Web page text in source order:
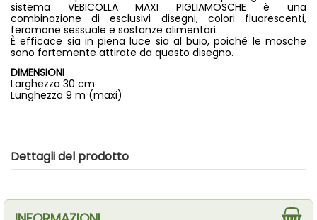
sistema VEBICOLLA MAXI PIGLIAMOSCHE è una
combinazione di esclusivi disegni, colori fluorescenti,
feromone sessuale e sostanze alimentari.
È efficace sia in piena luce sia al buio, poiché le mosche
sono fortemente attirate da questo disegno.
DIMENSIONI
Larghezza 30 cm
Lunghezza 9 m (maxi)
Dettagli del prodotto